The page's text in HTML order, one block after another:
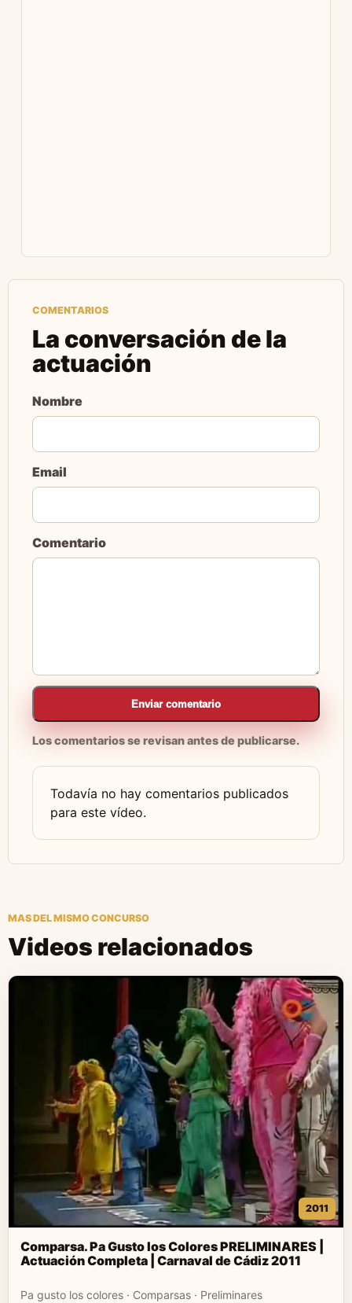
COMENTARIOS
La conversación de la
actuación
Nombre
Email
Comentario
Enviar comentario
Los comentarios se revisan antes de publicarse.
Todavía no hay comentarios publicados
para este vídeo.
MAS DEL MISMO CONCURSO
Videos relacionados
2011
Comparsa. Pa Gusto los Colores PRELIMINARES |
Actuación Completa | Carnaval de Cádiz 2011
Pa gusto los colores · Comparsas · Preliminares